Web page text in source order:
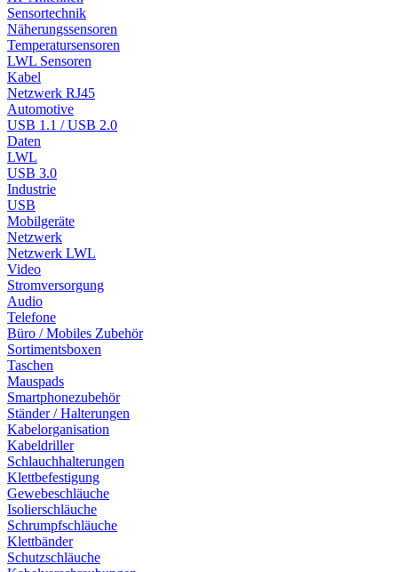
Sensortechnik
Näherungssensoren
Temperatursensoren
LWL Sensoren
Kabel
Netzwerk RJ45
Automotive
USB 1.1 / USB 2.0
Daten
LWL
USB 3.0
Industrie
USB
Mobilgeräte
Netzwerk
Netzwerk LWL
Video
Stromversorgung
Audio
Telefone
Büro / Mobiles Zubehör
Sortimentsboxen
Taschen
Mauspads
Smartphonezubehör
Ständer / Halterungen
Kabelorganisation
Kabeldriller
Schlauchhalterungen
Klettbefestigung
Gewebeschläuche
Isolierschläuche
Schrumpfschläuche
Klettbänder
Schutzschläuche